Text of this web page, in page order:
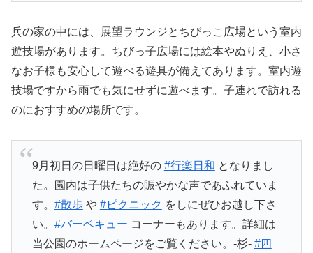
兵の家の中には、展望ラウンジとちびっこ広場という室内
遊技場があります。ちびっ子広場には絵本やぬりえ、小さ
なお子様も安心して遊べる遊具が備えてあります。室内遊
技場ですから雨でも気にせずに遊べます。子連れで訪れる
のにおすすめの場所です。
9月初日の日曜日は絶好の #行楽日和 となりまし
た。園内は子供たちの賑やかな声であふれていま
す。 #散歩や #ピクニック をしにぜひお越し下さ
い。 #バーベキュー コーナーもあります。詳細は
当公園のホームページをご覧ください。-杉- #四